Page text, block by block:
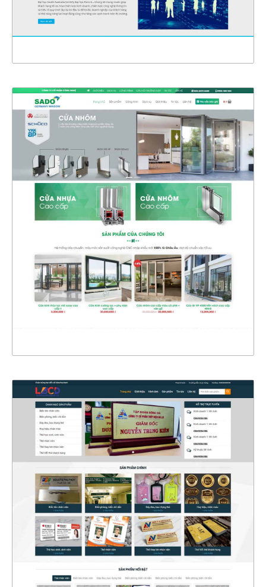
XEM THỰC TẾ
4356
CHI TIẾT
4339
CHI TIẾT